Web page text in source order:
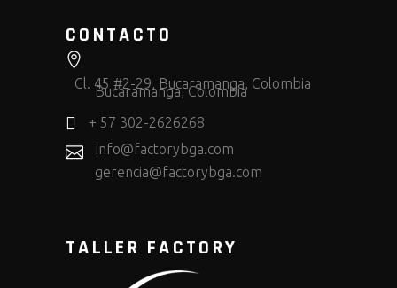
CONTACTO
Cl. 45 #2-29, Bucaramanga, Colombia
Bucaramanga, Colombia
+ 57 302-2626268
info@factorybga.com
gerencia@factorybga.com
TALLER FACTORY